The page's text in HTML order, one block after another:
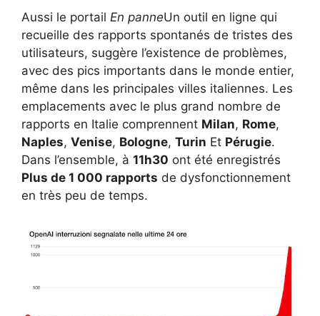
Aussi le portail En panneUn outil en ligne qui
recueille des rapports spontanés de tristes des
utilisateurs, suggère l’existence de problèmes,
avec des pics importants dans le monde entier,
même dans les principales villes italiennes. Les
emplacements avec le plus grand nombre de
rapports en Italie comprennent Milan, Rome,
Naples, Venise, Bologne, Turin Et Pérugie.
Dans l’ensemble, à 11h30 ont été enregistrés
Plus de 1 000 rapports de dysfonctionnement
en très peu de temps.